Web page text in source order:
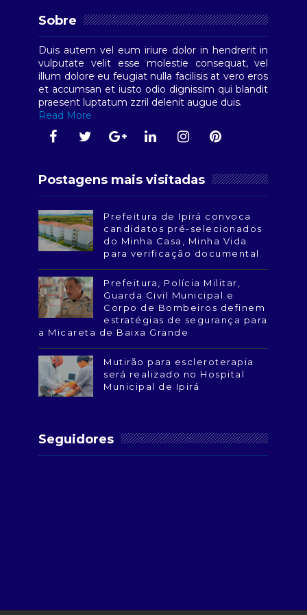
Sobre
Duis autem vel eum iriure dolor in hendrerit in
vulputate velit esse molestie consequat, vel
illum dolore eu feugiat nulla facilisis at vero eros
et accumsan et iusto odio dignissim qui blandit
praesent luptatum zzril delenit augue duis.
Read More
Postagens mais visitadas
Prefeitura de Ipirá convoca
candidatos pré-selecionados
do Minha Casa, Minha Vida
para verificação documental
Prefeitura, Polícia Militar,
Guarda Civil Municipal e
Corpo de Bombeiros definem
estratégias de segurança para
a Micareta de Baixa Grande
Mutirão para escleroterapia
será realizado no Hospital
Municipal de Ipirá
Seguidores